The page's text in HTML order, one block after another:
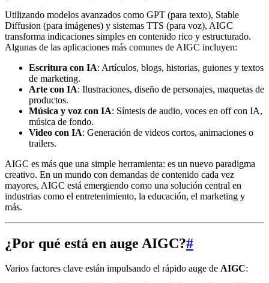
Utilizando modelos avanzados como GPT (para texto), Stable
Diffusion (para imágenes) y sistemas TTS (para voz), AIGC
transforma indicaciones simples en contenido rico y estructurado.
Algunas de las aplicaciones más comunes de AIGC incluyen:
Escritura con IA: Artículos, blogs, historias, guiones y textos
de marketing.
Arte con IA: Ilustraciones, diseño de personajes, maquetas de
productos.
Música y voz con IA: Síntesis de audio, voces en off con IA,
música de fondo.
Video con IA: Generación de videos cortos, animaciones o
trailers.
AIGC es más que una simple herramienta: es un nuevo paradigma
creativo. En un mundo con demandas de contenido cada vez
mayores, AIGC está emergiendo como una solución central en
industrias como el entretenimiento, la educación, el marketing y
más.
¿Por qué está en auge AIGC?#
Varios factores clave están impulsando el rápido auge de AIGC: